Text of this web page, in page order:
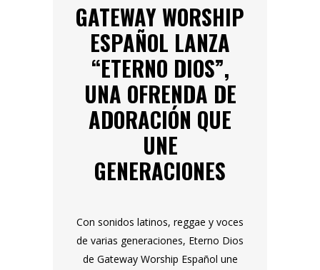
GATEWAY WORSHIP
ESPAÑOL LANZA
“ETERNO DIOS”,
UNA OFRENDA DE
ADORACIÓN QUE
UNE
GENERACIONES
Con sonidos latinos, reggae y voces
de varias generaciones, Eterno Dios
de Gateway Worship Español une